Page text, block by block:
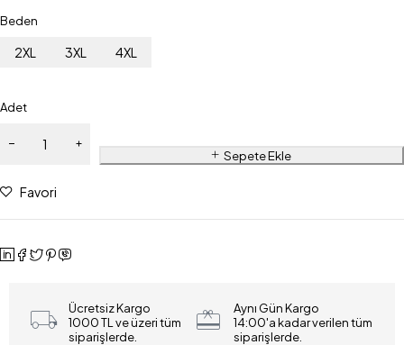
Beden
2XL 3XL 4XL
Adet
Sepete Ekle
Favori
Ücretsiz Kargo
1000 TL ve üzeri tüm
siparişlerde.
Aynı Gün Kargo
14:00'a kadar verilen tüm
siparişlerde.